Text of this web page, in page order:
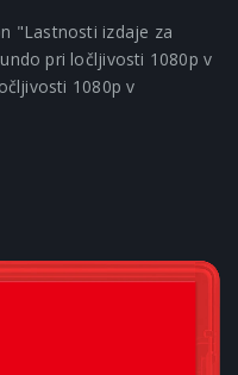
"Lastnosti izdaje za
pri ločljivosti 1080p v
1080p v